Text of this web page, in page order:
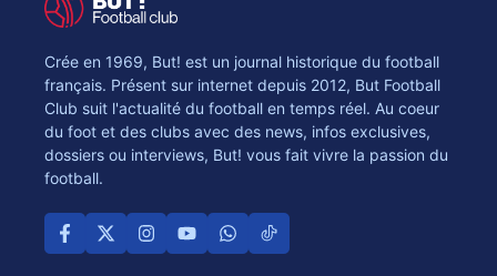
Crée en 1969, But! est un journal historique du football
français. Présent sur internet depuis 2012, But Football
Club suit l'actualité du football en temps réel. Au coeur
du foot et des clubs avec des news, infos exclusives,
dossiers ou interviews, But! vous fait vivre la passion du
football.